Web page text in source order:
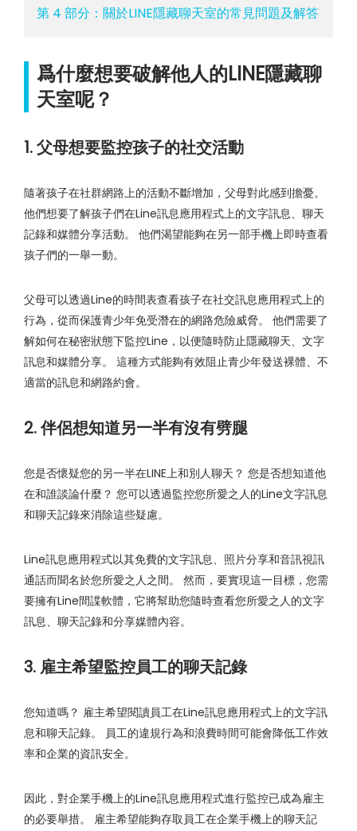
第 4 部分：關於LINE隱藏聊天室的常見問題及解答
爲什麼想要破解他人的LINE隱藏聊
天室呢？
1. 父母想要監控孩子的社交活動
隨著孩子在社群網路上的活動不斷增加，父母對此感到擔憂。
他們想要了解孩子們在Line訊息應用程式上的文字訊息、聊天
記錄和媒體分享活動。 他們渴望能夠在另一部手機上即時查看
孩子們的一舉一動。
父母可以透過Line的時間表查看孩子在社交訊息應用程式上的
行為，從而保護青少年免受潛在的網路危險威脅。 他們需要了
解如何在秘密狀態下監控Line，以便隨時防止隱藏聊天、文字
訊息和媒體分享。 這種方式能夠有效阻止青少年發送裸體、不
適當的訊息和網路約會。
2. 伴侶想知道另一半有沒有劈腿
您是否懷疑您的另一半在LINE上和別人聊天？ 您是否想知道他
在和誰談論什麼？ 您可以透過監控您所愛之人的Line文字訊息
和聊天記錄來消除這些疑慮。
Line訊息應用程式以其免費的文字訊息、照片分享和音訊視訊
通話而聞名於您所愛之人之間。 然而，要實現這一目標，您需
要擁有Line間諜軟體，它將幫助您隨時查看您所愛之人的文字
訊息、聊天記錄和分享媒體內容。
3. 雇主希望監控員工的聊天記錄
您知道嗎？ 雇主希望閱讀員工在Line訊息應用程式上的文字訊
息和聊天記錄。 員工的違規行為和浪費時間可能會降低工作效
率和企業的資訊安全。
因此，對企業手機上的Line訊息應用程式進行監控已成為雇主
的必要舉措。 雇主希望能夠存取員工在企業手機上的聊天記